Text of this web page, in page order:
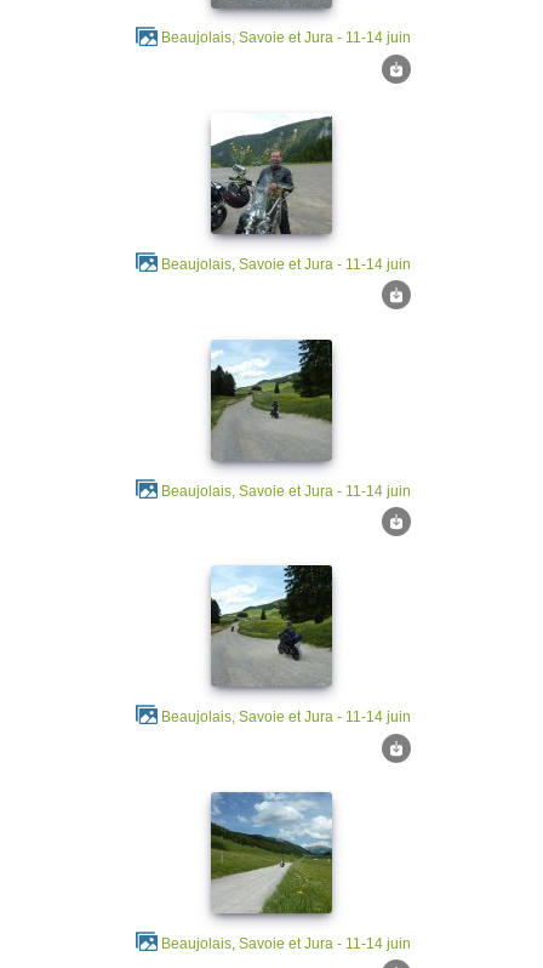
Beaujolais, Savoie et Jura - 11-14 juin
Beaujolais, Savoie et Jura - 11-14 juin
Beaujolais, Savoie et Jura - 11-14 juin
Beaujolais, Savoie et Jura - 11-14 juin
Beaujolais, Savoie et Jura - 11-14 juin